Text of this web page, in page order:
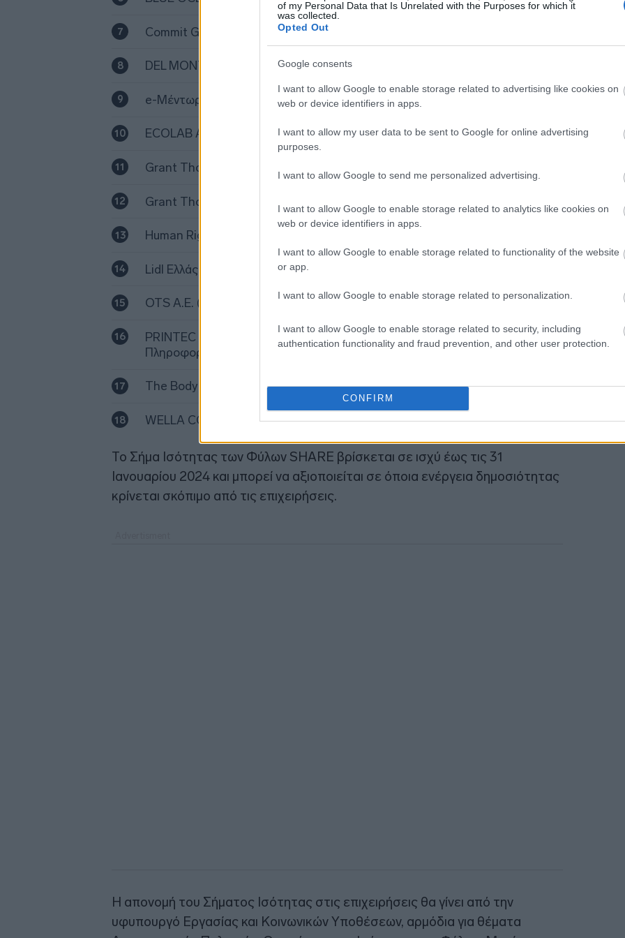
of my Personal Data that Is Unrelated with the Purposes for which it
was collected.
Opted Out
Google consents
I want to allow Google to enable storage related to advertising like cookies on
web or device identifiers in apps.
I want to allow my user data to be sent to Google for online advertising
purposes.
I want to allow Google to send me personalized advertising.
I want to allow Google to enable storage related to analytics like cookies on
web or device identifiers in apps.
I want to allow Google to enable storage related to functionality of the website
or app.
I want to allow Google to enable storage related to personalization.
I want to allow Google to enable storage related to security, including
authentication functionality and fraud prevention, and other user protection.
CONFIRM
Commit Global
DEL MONTE ΕΛΛΑΣ
e-Μέντωρ solutions I.K.E.
ECOLAB A.E.
Grant Thornton (Business Solutions)
Grant Thornton (Chartered Accountants)
Human Rights 360
Lidl Ελλάς
OTS Α.Ε. (Open Technology Services - Υπηρεσίες Ανοικτής Τεχνολογίας)
PRINTEC (ΕΛΛΑΣ Μονοπρόσωπη Ανώνυμη Εταιρεία-Συστήματα
Πληροφορικής)
The Body Shop
WELLA COMPANY
Το Σήμα Ισότητας των Φύλων SHARE βρίσκεται σε ισχύ έως τις 31
Ιανουαρίου 2024 και μπορεί να αξιοποιείται σε όποια ενέργεια δημοσιότητας
κρίνεται σκόπιμο από τις επιχειρήσεις.
Η απονομή του Σήματος Ισότητας στις επιχειρήσεις θα γίνει από την
υφυπουργό Εργασίας και Κοινωνικών Υποθέσεων, αρμόδια για θέματα
08:11
08:08
23:50